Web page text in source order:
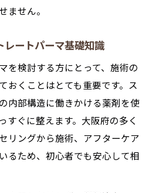
ません。
レートパーマ基礎知識
を検討する方にとって、施術の
おくことはとても重要です。ス
内部構造に働きかける薬剤を使
すぐに整えます。大阪府の多く
リングから施術、アフターケア
るため、初心者でも安心して相